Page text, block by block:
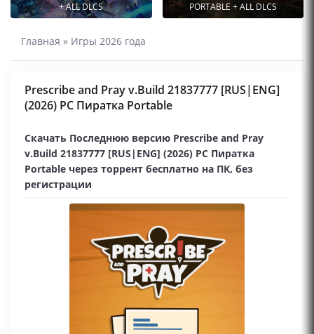
+ ALL DLCS
PORTABLE + ALL DLCS
Главная » Игры 2026 года
Prescribe and Pray v.Build 21837777 [RUS|ENG]
(2026) PC Пиратка Portable
Скачать Последнюю версию Prescribe and Pray
v.Build 21837777 [RUS|ENG] (2026) PC Пиратка
Portable через торрент бесплатно на ПК, без
регистрации